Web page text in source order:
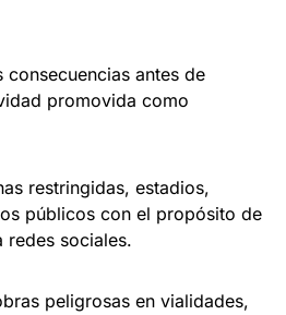
consecuencias antes de
promovida como
restringidas, estadios,
públicos con el propósito de
redes sociales.
peligrosas en vialidades,